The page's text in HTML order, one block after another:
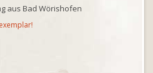
aus Bad Wörishofen